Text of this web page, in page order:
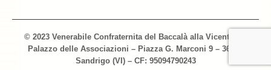
© 2023 Venerabile Confraternita del Baccalà alla Vicentina –
Palazzo delle Associazioni – Piazza G. Marconi 9 – 36066
Sandrigo (VI) – CF: 95094790243